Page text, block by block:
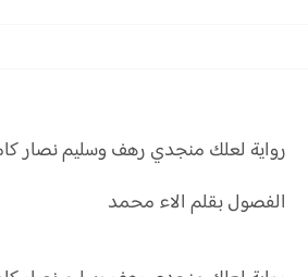
رواية لعلك منجدي رهف وسليم نصار
الفصول بقلم الاء محمد